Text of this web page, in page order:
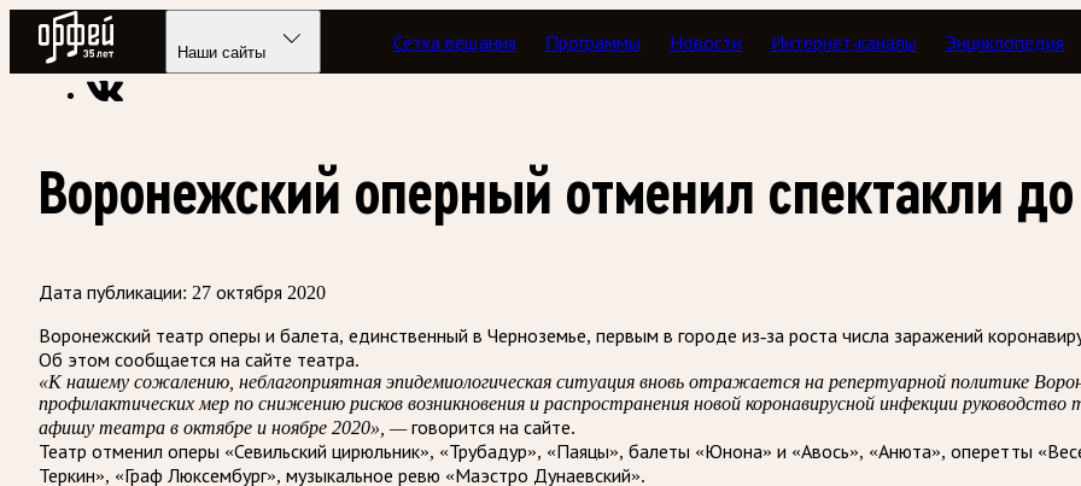
Радио Орфей
Наши сайты Сетка вещания Программы Новости Интернет-каналы Энциклопедия
Радио классической музыки «Орфей» Новости
Воронежский оперный отменил спектакли
Дата публикации: 27 октября 2020
Воронежский театр оперы и балета, единственный в Черноземье, первым в городе из-за роста числа заражений
Об этом сообщается на сайте театра.
«К нашему сожалению, неблагоприятная эпидемиологическая ситуация вновь отражается на репертуарной политике
профилактических мер по снижению рисков возникновения и распространения новой коронавирусной инфекции
афишу театра в октябре и ноябре 2020», —говорится на сайте.
Театр отменил оперы «Севильский цирюльник», «Трубадур», «Паяцы», балеты «Юнона» и «Авось», «Анюта», оперетты
Теркин», «Граф Люксембург», музыкальное ревю «Маэстро Дунаевский».